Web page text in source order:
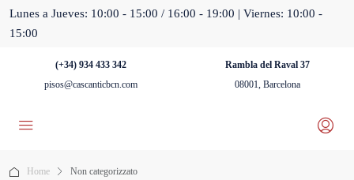
Lunes a Jueves: 10:00 - 15:00 / 16:00 - 19:00 | Viernes: 10:00 -
15:00
(+34) 934 433 342
pisos@cascanticbcn.com
Rambla del Raval 37
08001, Barcelona
Home Non categorizzato